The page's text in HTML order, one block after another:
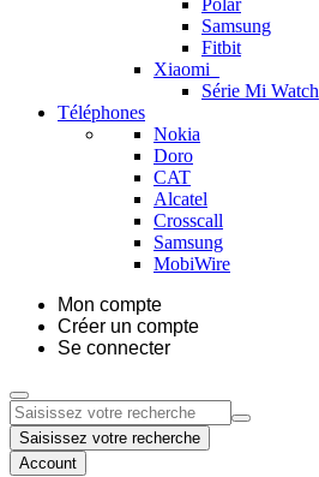
Polar
Samsung
Fitbit
Xiaomi
Série Mi Watch
Téléphones
Nokia
Doro
CAT
Alcatel
Crosscall
Samsung
MobiWire
Mon compte
Créer un compte
Se connecter
Saisissez votre recherche
Account